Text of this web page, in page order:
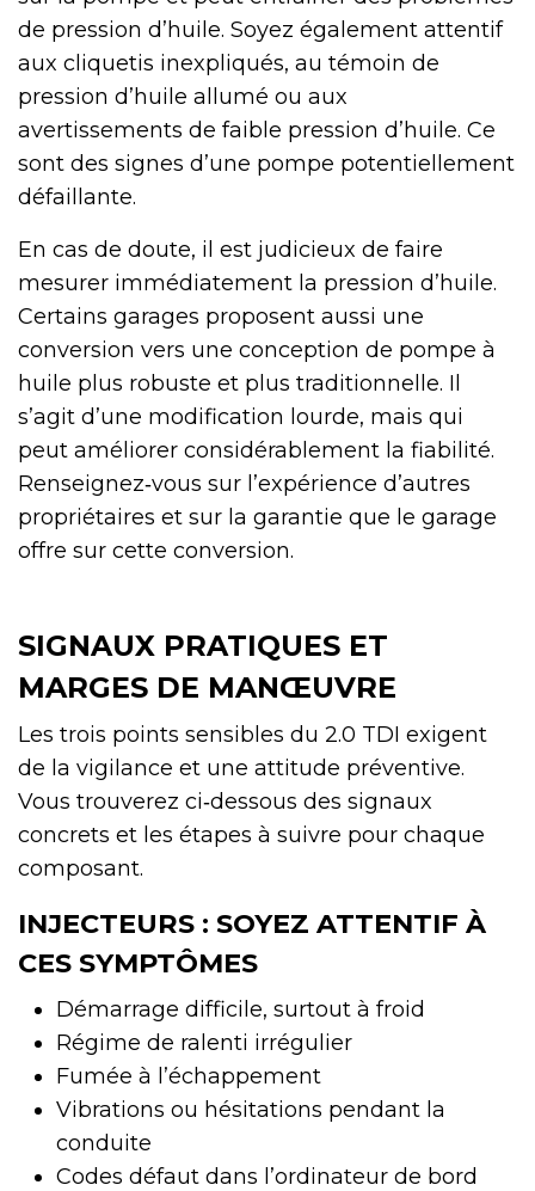
de pression d’huile. Soyez également attentif
aux cliquetis inexpliqués, au témoin de
pression d’huile allumé ou aux
avertissements de faible pression d’huile. Ce
sont des signes d’une pompe potentiellement
défaillante.
En cas de doute, il est judicieux de faire
mesurer immédiatement la pression d’huile.
Certains garages proposent aussi une
conversion vers une conception de pompe à
huile plus robuste et plus traditionnelle. Il
s’agit d’une modification lourde, mais qui
peut améliorer considérablement la fiabilité.
Renseignez‑vous sur l’expérience d’autres
propriétaires et sur la garantie que le garage
offre sur cette conversion.
SIGNAUX PRATIQUES ET
MARGES DE MANŒUVRE
Les trois points sensibles du 2.0 TDI exigent
de la vigilance et une attitude préventive.
Vous trouverez ci‑dessous des signaux
concrets et les étapes à suivre pour chaque
composant.
INJECTEURS : SOYEZ ATTENTIF À
CES SYMPTÔMES
Démarrage difficile, surtout à froid
Régime de ralenti irrégulier
Fumée à l’échappement
Vibrations ou hésitations pendant la
conduite
Codes défaut dans l’ordinateur de bord